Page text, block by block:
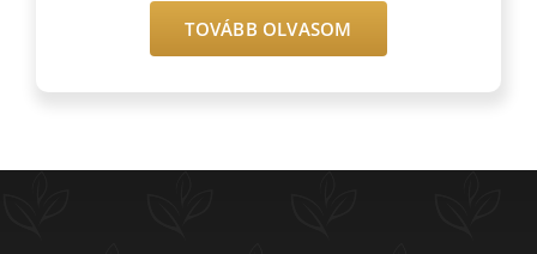
TOVÁBB OLVASOM